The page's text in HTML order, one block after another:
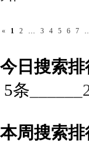
« 1 2 … 3 4 5 6 7
今日搜索排
5条
本周搜索排